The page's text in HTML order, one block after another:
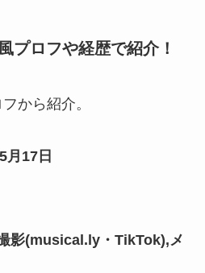
プロフや経歴で紹介！
から紹介。
月17日
影(musical.ly・TikTok),メ